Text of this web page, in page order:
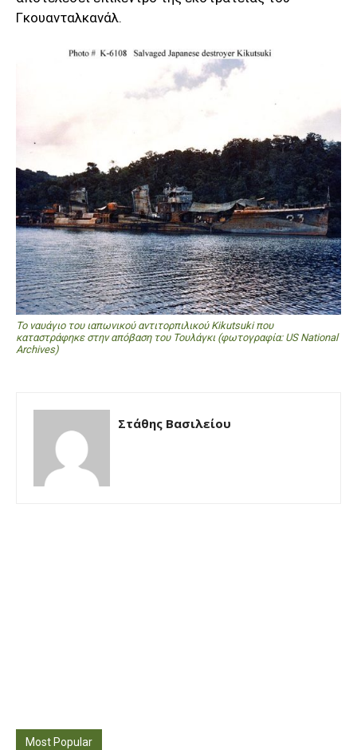
Γκουανταλκανάλ.
Το ναυάγιο του ιαπωνικού αντιτορπιλικού Kikutsuki που
καταστράφηκε στην απόβαση του Τουλάγκι (φωτογραφία: US National
Archives)
Στάθης Βασιλείου
Most Popular